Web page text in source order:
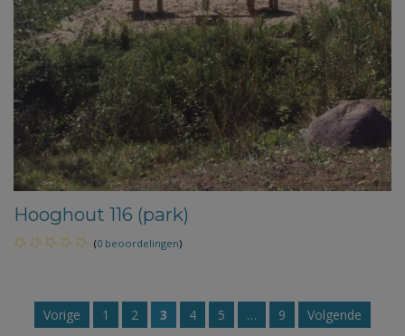
Hooghout 116 (park)
(0 beoordelingen)
Vorige 1 2 3 4 5 … 9 Volgende